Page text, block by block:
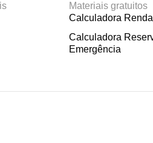
Materiais gratuitos
Calculadora
Calculadora
Emergência